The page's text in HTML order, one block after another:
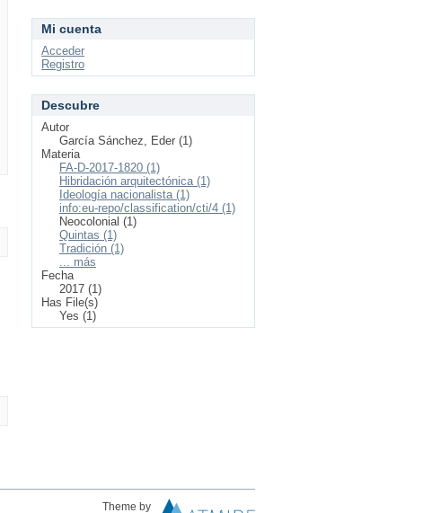
Mi cuenta
Acceder
Registro
Descubre
Autor
García Sánchez, Eder (1)
Materia
FA-D-2017-1820 (1)
Hibridación arquitectónica (1)
Ideología nacionalista (1)
info:eu-repo/classification/cti/4 (1)
Neocolonial (1)
Quintas (1)
Tradición (1)
... más
Fecha
2017 (1)
Has File(s)
Yes (1)
Theme by